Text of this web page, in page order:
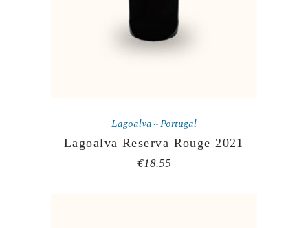
Lagoalva Portugal
Lagoalva Reserva Rouge 2021
€18.55